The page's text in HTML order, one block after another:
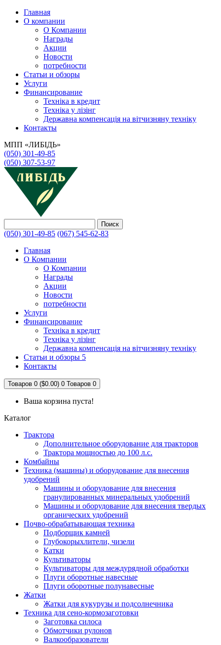
Главная
О компании
О Компании
Награды
Акции
Новости
потребности
Статьи и обзоры
Услуги
Финансирование
Техніка в кредит
Техніка у лізінг
Державна компенсація на вітчизняну техніку
Контакты
МПП «ЛИБІДЬ»
(050) 301-49-85
(050) 307-53-97
Поиск
(050) 301-49-85 (067) 545-62-83
Главная
О Компании
О Компании
Награды
Акции
Новости
потребности
Услуги
Финансирование
Техніка в кредит
Техніка у лізінг
Державна компенсація на вітчизняну техніку
Статьи и обзоры 5
Контакты
Товаров 0 ($0.00) 0 Товаров 0
Ваша корзина пуста!
Каталог
Трактора
Дополнительное оборудование для тракторов
Трактора мощностью до 100 л.с.
Комбайны
Техника (машины) и оборудование для внесения
удобрений
Машины и оборудование для внесения
гранулированных минеральных удобрений
Машины и оборудование для внесения твердых
органических удобрений
Почво-обрабатывающая техника
Подборщик камней
Глубокорыхлители, чизели
Катки
Культиваторы
Культиваторы для междурядной обработки
Плуги оборотные навесные
Плуги оборотные полунавесные
Жатки
Жатки для кукурузы и подсолнечника
Техника для сено-кормозаготовки
Заготовка силоса
Обмотчики рулонов
Валкообразователи